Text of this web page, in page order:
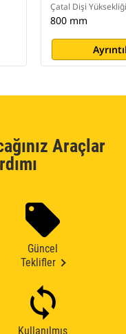
Çatal Dişi Yüksekliği
800 mm
Araçlar
Güncel
Teklifler
Kullanılmış